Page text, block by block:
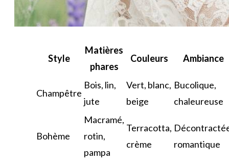
Style
Matières
phares
Couleurs Ambiance
Champêtre
Bois, lin,
jute
Vert, blanc,
beige
Bucolique,
chaleureuse
Bohème
Macramé,
rotin,
pampa
Terracotta,
crème
romantique